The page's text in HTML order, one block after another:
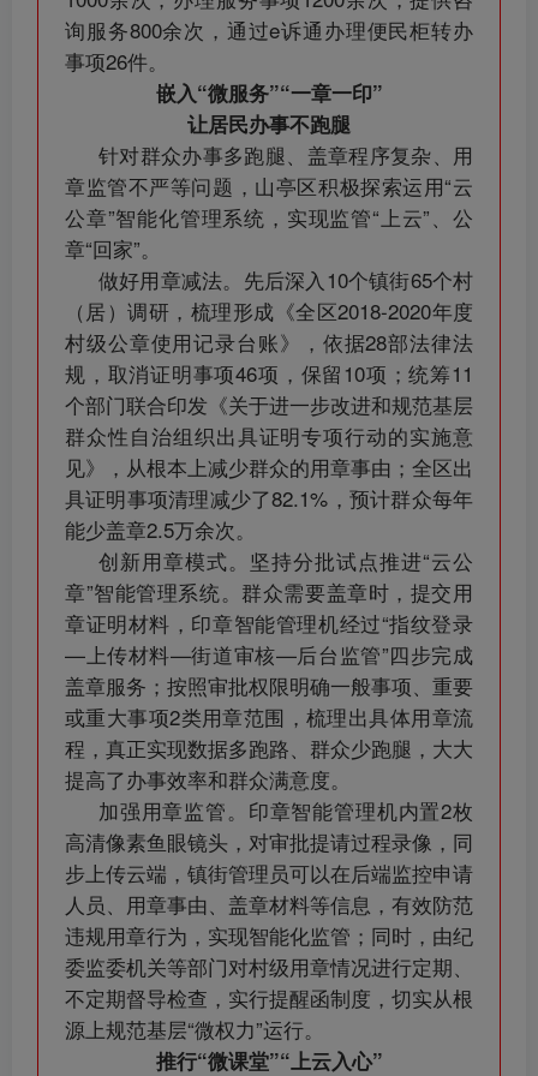
询服务800余次，通过e诉通办理便民柜转办
事项26件。
嵌入“微服务”“一章一印”
让居民办事不跑腿
针对群众办事多跑腿、盖章程序复杂、用
章监管不严等问题，山亭区积极探索运用“云
公章”智能化管理系统，实现监管“上云”、公
章“回家”。
做好用章减法。先后深入10个镇街65个村
（居）调研，梳理形成《全区2018-2020年度
村级公章使用记录台账》，依据28部法律法
规，取消证明事项46项，保留10项；统筹11
个部门联合印发《关于进一步改进和规范基层
群众性自治组织出具证明专项行动的实施意
见》，从根本上减少群众的用章事由；全区出
具证明事项清理减少了82.1%，预计群众每年
能少盖章2.5万余次。
创新用章模式。坚持分批试点推进“云公
章”智能管理系统。群众需要盖章时，提交用
章证明材料，印章智能管理机经过“指纹登录
—上传材料—街道审核—后台监管”四步完成
盖章服务；按照审批权限明确一般事项、重要
或重大事项2类用章范围，梳理出具体用章流
程，真正实现数据多跑路、群众少跑腿，大大
提高了办事效率和群众满意度。
加强用章监管。印章智能管理机内置2枚
高清像素鱼眼镜头，对审批提请过程录像，同
步上传云端，镇街管理员可以在后端监控申请
人员、用章事由、盖章材料等信息，有效防范
违规用章行为，实现智能化监管；同时，由纪
委监委机关等部门对村级用章情况进行定期、
不定期督导检查，实行提醒函制度，切实从根
源上规范基层“微权力”运行。
推行“微课堂”“上云入心”